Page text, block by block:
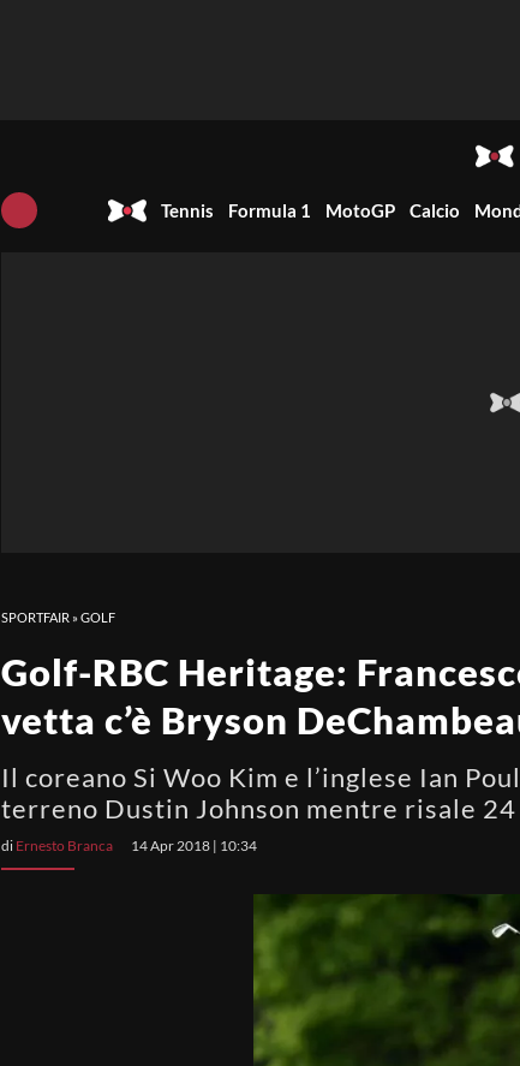
Tennis Formula 1 MotoGP Calcio
SPORTFAIR »GOLF
Golf-RBC Heritage:
vetta c’è Bryson
Il coreano Si Woo Kim e l’inglese Ian
terreno Dustin Johnson mentre risale
di Ernesto Branca 14 Apr 2018 | 10:34